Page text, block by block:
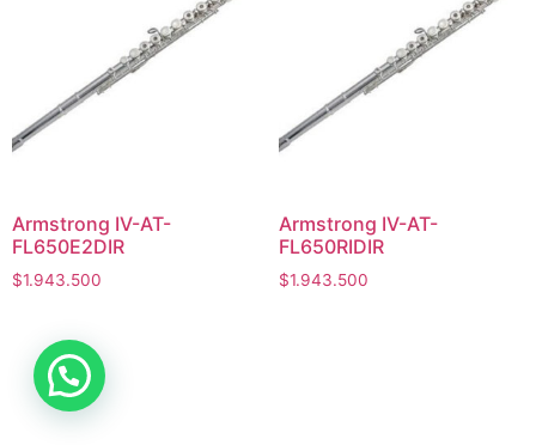
Armstrong IV-AT-
FL650E2DIR
$1.943.500
Armstrong IV-AT-
FL650RIDIR
$1.943.500